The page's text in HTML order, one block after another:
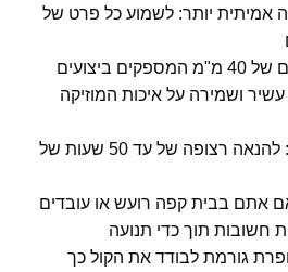
אמיתית יותר: לשמוע כל פרט של
הודות לדרייברים הדינמיים של 40 מ"מ המספקים ביצועים
עשיר ושמירה על איכות המוזיקה
שימוש אלחוטי לאורך זמן: להנאה רצופה של עד 50 שעות של
אתם בבית קפה רועש או עובדים
חשובות תוך כדי תנועה
גורמת לבודד את הקול כך